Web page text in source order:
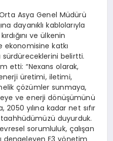
Asya Genel Müdürü
dayanıklı kablolarıyla
ve ülkenin
katkı
sürdüreceklerini belirtti.
etti: “Nexans olarak,
üretimi, iletimi,
çözümler sunmaya,
ve enerji dönüşümünü
2050 yılına kadar net sıfır
duyurduk.
sorumluluk, çalışan